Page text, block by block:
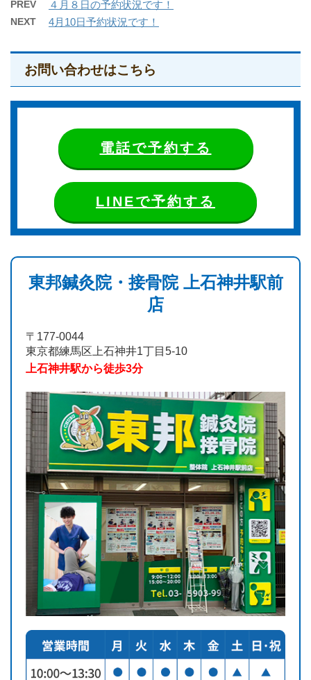
PREV ４月８日の予約状況です！
NEXT 4月10日予約状況です！
お問い合わせはこちら
電話で予約する
LINEで予約する
東邦鍼灸院・接骨院 上石神井駅前
店
〒177-0044
東京都練馬区上石神井1丁目5-10
上石神井駅から徒歩3分